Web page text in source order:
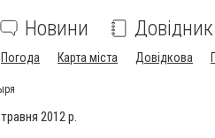
Новини Довідник
Погода Карта міста Довідкова
2012 р.